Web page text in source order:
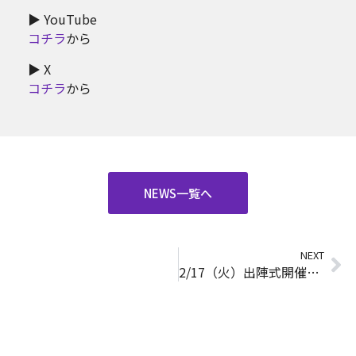
▶ YouTube
コチラから
▶ X
コチラから
NEWS一覧へ
NEXT
2/17（火）出陣式開催のお知らせ